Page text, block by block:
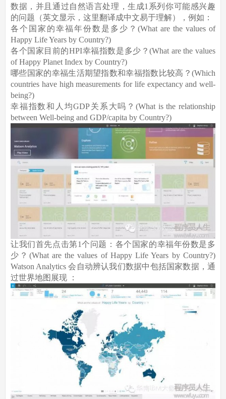
数据，并且通过自然语言处理，生成1系列你可能感兴趣
的问题（英文显示，这里翻译成中文易于理解），例如：
各个国家的幸福年份数是多少？(What are the values of
Happy Life Years by Country?)
各个国家目前的HPI幸福指数是多少？(What are the values
of Happy Planet Index by Country?)
哪些国家的幸福生活期望指数和幸福指数比较高？(Which
countries have high measurements for life expectancy and well-
being?)
幸福指数和人均GDP关系大吗？(What is the relationship
between Well-being and GDP/capita by Country?)
让我们首先点击第1个问题：各个国家的幸福年份数是多
少？(What are the values of Happy Life Years by Country?)
Watson Analytics 会自动辨认我们数据中包括国家数据，通
过世界地图展现 ：